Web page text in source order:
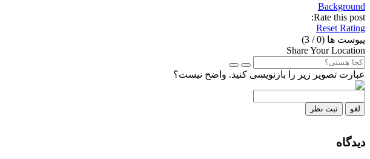
Background
Rate this post:
Reset Rating
پیوست ها (0
/ 3)
Share Your Location
عبارت تصویر زیر را بازنویسی کنید. واضح نیست؟
لغو ثبت نظر
دیدگاه